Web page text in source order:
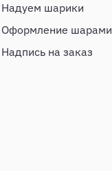
Надуем шарики
Оформление шарами
Надпись на заказ